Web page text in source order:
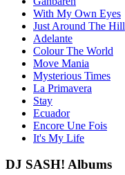
With My Own Eyes
Just Around The Hill
Adelante
Colour The World
Move Mania
Mysterious Times
La Primavera
Stay
Ecuador
Encore Une Fois
It's My Life
DJ SASH! Albums